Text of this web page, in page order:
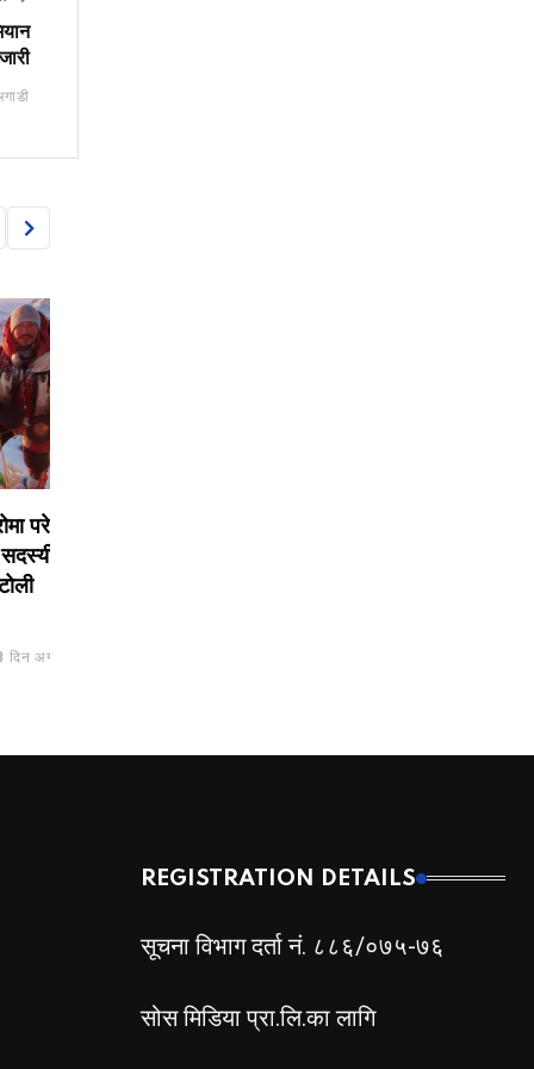
जारी
REGISTRATION DETAILS
सूचना विभाग दर्ता नं. ८८६/०७५-७६
सोस मिडिया प्रा.लि.का लागि